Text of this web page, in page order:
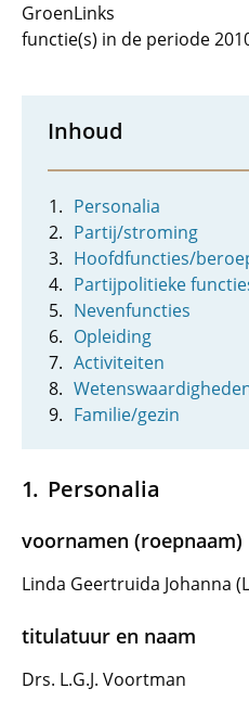
GroenLinks
functie(s) in de periode
Inhoud
Personalia
Partij/stroming
Hoofdfuncties/
Partijpolitieke
Nevenfuncties
Opleiding
Activiteiten
Familie/gezin
Personalia
voornamen (roepnaam)
Linda Geertruida Johanna
titulatuur en naam
Drs. L.G.J. Voortman